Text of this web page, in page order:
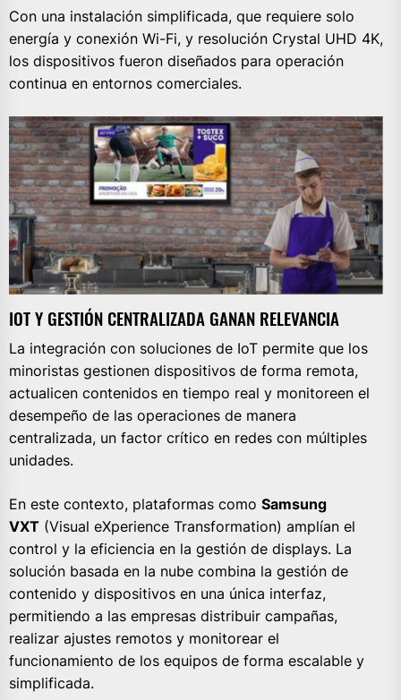
Con una instalación simplificada, que requiere solo
energía y conexión Wi-Fi, y resolución Crystal UHD 4K,
los dispositivos fueron diseñados para operación
continua en entornos comerciales.
IOT Y GESTIÓN CENTRALIZADA GANAN RELEVANCIA
La integración con soluciones de IoT permite que los
minoristas gestionen dispositivos de forma remota,
actualicen contenidos en tiempo real y monitoreen el
desempeño de las operaciones de manera
centralizada, un factor crítico en redes con múltiples
unidades.
En este contexto, plataformas como Samsung
VXT (Visual eXperience Transformation) amplían el
control y la eficiencia en la gestión de displays. La
solución basada en la nube combina la gestión de
contenido y dispositivos en una única interfaz,
permitiendo a las empresas distribuir campañas,
realizar ajustes remotos y monitorear el
funcionamiento de los equipos de forma escalable y
simplificada.